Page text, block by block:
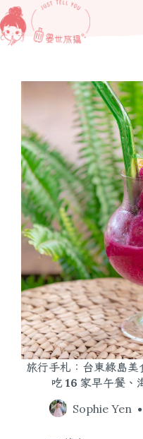
跳
至
主
旅行手札：台東綠島
吃 16 家早午餐、
Sophie Yen